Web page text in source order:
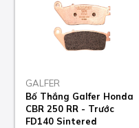
GALFER
Bố Thắng Galfer Honda
CBR 250 RR - Trước
FD140 Sintered